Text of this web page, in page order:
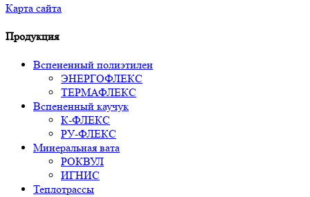
Карта сайта
Продукция
Вспененный полиэтилен
ЭНЕРГОФЛЕКС
ТЕРМАФЛЕКС
Вспененный каучук
К-ФЛЕКС
РУ-ФЛЕКС
Минеральная вата
РОКВУЛ
ИГНИС
Теплотрассы